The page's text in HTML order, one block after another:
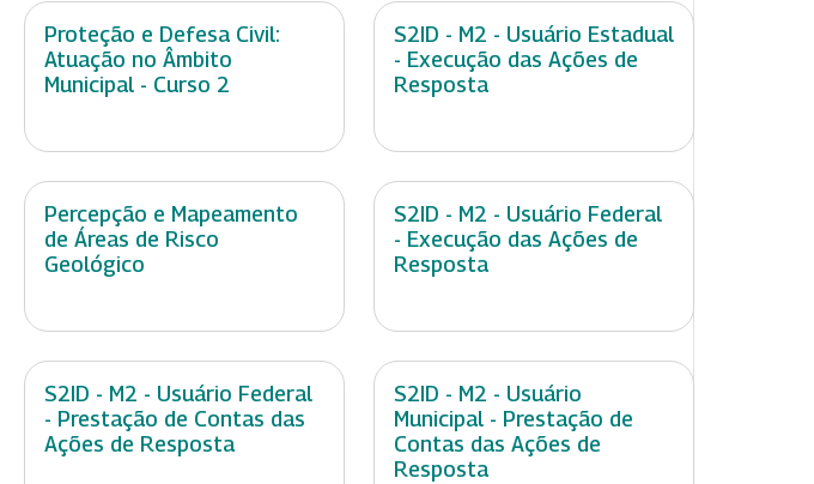
Proteção e Defesa Civil:
Atuação no Âmbito
Municipal - Curso 2
S2ID - M2 - Usuário Estadual
- Execução das Ações de
Resposta
Percepção e Mapeamento
de Áreas de Risco
Geológico
S2ID - M2 - Usuário Federal
- Execução das Ações de
Resposta
S2ID - M2 - Usuário Federal
- Prestação de Contas das
Ações de Resposta
S2ID - M2 - Usuário
Municipal - Prestação de
Contas das Ações de
Resposta